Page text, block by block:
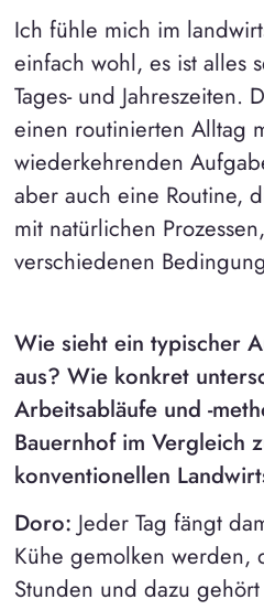
Ich fühle mich im
einfach wohl, es ist alles
Tages- und Jahreszeiten.
einen routinierten Alltag
wiederkehrenden
aber auch eine Routine,
mit natürlichen
verschiedenen
Wie sieht ein typischer
aus? Wie konkret
Arbeitsabläufe und -
Bauernhof im Vergleich
konventionellen
Doro: Jeder Tag fängt
Kühe gemolken werden,
Stunden und dazu